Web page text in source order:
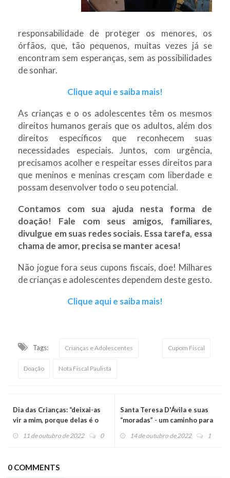
responsabilidade de proteger os menores, os
órfãos, que, tão pequenos, muitas vezes já se
encontram sem esperanças, sem as possibilidades
de sonhar.
Clique aqui e saiba mais!
As crianças e o os adolescentes têm os mesmos
direitos humanos gerais que os adultos, além dos
direitos específicos que reconhecem suas
necessidades especiais. Juntos, com urgência,
precisamos acolher e respeitar esses direitos para
que meninos e meninas cresçam com liberdade e
possam desenvolver todo o seu potencial.
Contamos com sua ajuda nesta forma de
doação! Fale com seus amigos, familiares,
divulgue em suas redes sociais. Essa tarefa, essa
chama de amor, precisa se manter acesa!
Não jogue fora seus cupons fiscais, doe! Milhares
de crianças e adolescentes dependem deste gesto.
Clique aqui e saiba mais!
Tags: Crianças e Adolescentes Cupom Fiscal
Doação Nota Fiscal Paulista
Dia das Crianças: “deixai-as
vir a mim, porque delas é o
11 de outubro de 2022 0
Santa Teresa D'Ávila e suas
“moradas” - um caminho para
14 de outubro de 2022 1
0 COMMENTS